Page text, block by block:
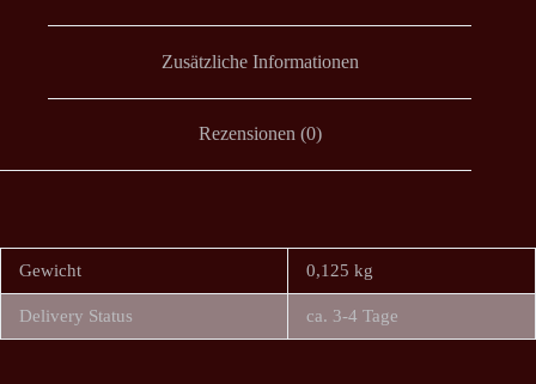
Zusätzliche Informationen
Rezensionen (0)
Gewicht 0,125 kg
Delivery Status ca. 3-4 Tage